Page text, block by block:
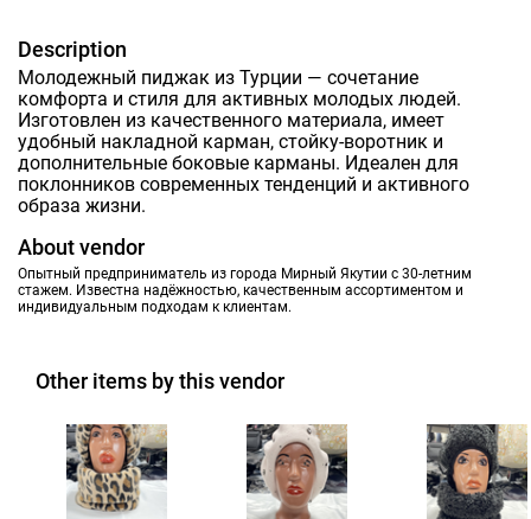
Description
Молодежный пиджак из Турции — сочетание
комфорта и стиля для активных молодых людей.
Изготовлен из качественного материала, имеет
удобный накладной карман, стойку-воротник и
дополнительные боковые карманы. Идеален для
поклонников современных тенденций и активного
образа жизни.
About vendor
Oпытный предприниматель из города Мирный Якутии с 30-летним
стажем. Известна надёжностью, качественным ассортиментом и
индивидуальным подходам к клиентам.
Other items by this vendor